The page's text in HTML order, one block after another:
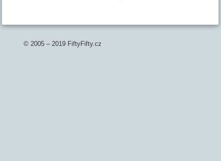
© 2005 – 2019 FiftyFifty.cz